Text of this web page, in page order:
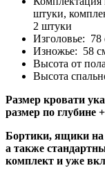
штуки,
2 штуки
Изголовье: 78
Изножье: 58
Высота от
Высота
Размер кровати
размер по глубине
Бортики, ящики на
а также
комплект и уже